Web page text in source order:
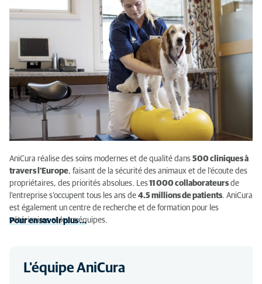
AniCura réalise des soins modernes et de qualité dans 500 cliniques à
travers l'Europe, faisant de la sécurité des animaux et de l'écoute des
propriétaires, des priorités absolues. Les11 000 collaborateurs de
l’entreprise s’occupent tous les ans de 4.5 millions de patients. AniCura
est également un centre de recherche et de formation pour les
vétérinaires et leurs équipes.
Pour en savoir plus ...
L'équipe AniCura